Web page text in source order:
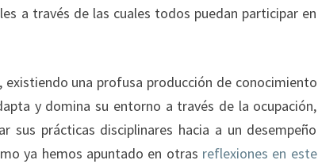
a través de las cuales todos puedan participar en
existiendo una profusa producción de conocimiento
y domina su entorno a través de la ocupación,
sus prácticas disciplinares hacia a un desempeño
ya hemos apuntado en otras reflexiones en este